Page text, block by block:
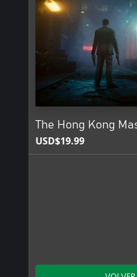
The Hong Kong
USD$19.99